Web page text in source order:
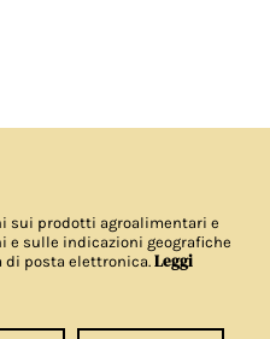
sui prodotti agroalimentari e
e sulle indicazioni geografiche
di posta elettronica.Leggi